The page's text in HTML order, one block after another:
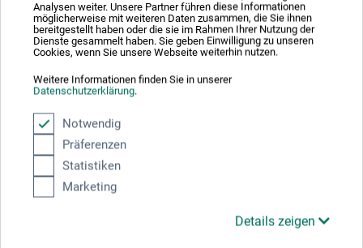
Analysen weiter. Unsere Partner führen diese Informationen
möglicherweise mit weiteren Daten zusammen, die Sie ihnen
bereitgestellt haben oder die sie im Rahmen Ihrer Nutzung der
Dienste gesammelt haben. Sie geben Einwilligung zu unseren
Cookies, wenn Sie unsere Webseite weiterhin nutzen.
Weitere Informationen finden Sie in unserer
Datenschutzerklärung.
Notwendig
Präferenzen
Statistiken
Marketing
Details zeigen
Dele:
Absolut sikker